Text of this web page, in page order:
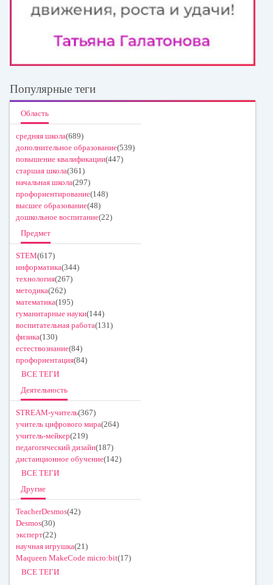
Популярные теги
Область
средняя школа(689)
дополнительное образование(539)
повышение квалификации(447)
старшая школа(361)
начальная школа(297)
профориентирование(148)
высшее образование(48)
дошкольное воспитание(22)
Предмет
STEM(617)
информатика(344)
технология(267)
методика(262)
математика(195)
гуманитарные науки(144)
воспитательная работа(131)
физика(130)
естествознание(84)
профориентация(84)
ВСЕ ТЕГИ
Деятельность
STREAM-учитель(367)
учитель цифрового мира(264)
учитель-мейкер(219)
педагогический дизайн(187)
дистанционное обучение(142)
ВСЕ ТЕГИ
Другие
TeacherDesmos(42)
Desmos(30)
эксперт(22)
научная игрушка(21)
Maqueen MakeCode micro:bit(17)
ВСЕ ТЕГИ